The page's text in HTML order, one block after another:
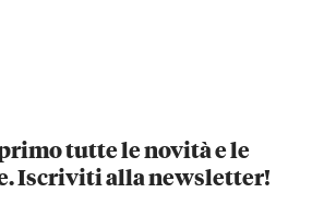
tutte le novità e le
Iscriviti alla newsletter!